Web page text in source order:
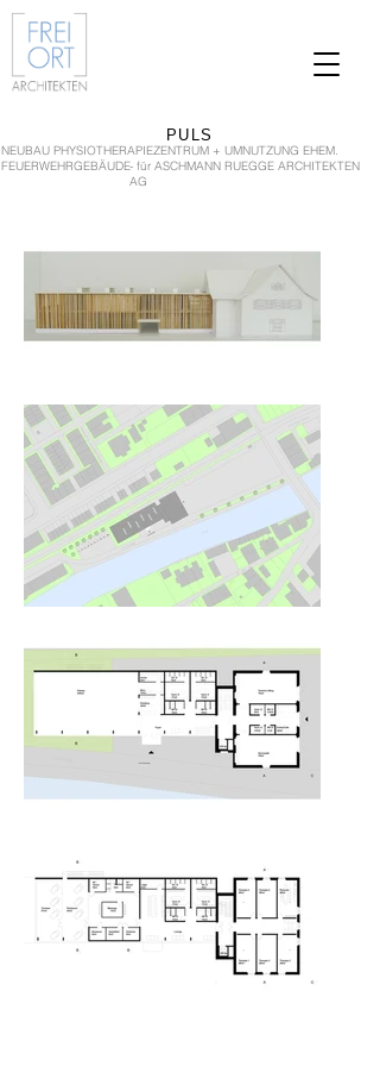
PULS
NEUBAU PHYSIOTHERAPIEZENTRUM + UMNUTZUNG EHEM.
FEUERWEHRGEBÄUDE- für ASCHMANN RUEGGE ARCHITEKTEN
AG